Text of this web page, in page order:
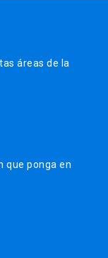
áreas de la
que ponga en